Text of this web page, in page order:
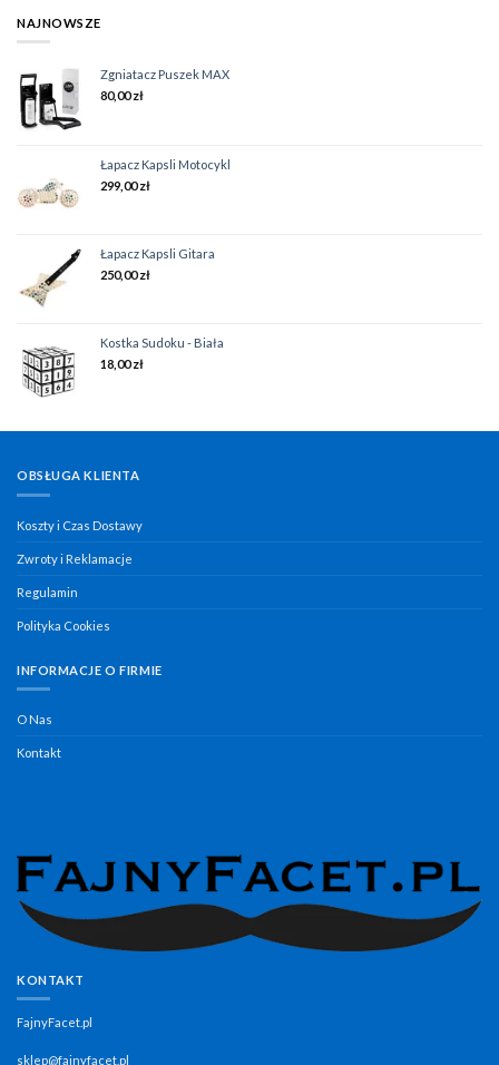
NAJNOWSZE
Zgniatacz Puszek MAX
80,00zł
Łapacz Kapsli Motocykl
299,00zł
Łapacz Kapsli Gitara
250,00zł
Kostka Sudoku - Biała
18,00zł
OBSŁUGA KLIENTA
Koszty i Czas Dostawy
Zwroty i Reklamacje
Regulamin
Polityka Cookies
INFORMACJE O FIRMIE
O Nas
Kontakt
KONTAKT
FajnyFacet.pl
sklep@fajnyfacet.pl